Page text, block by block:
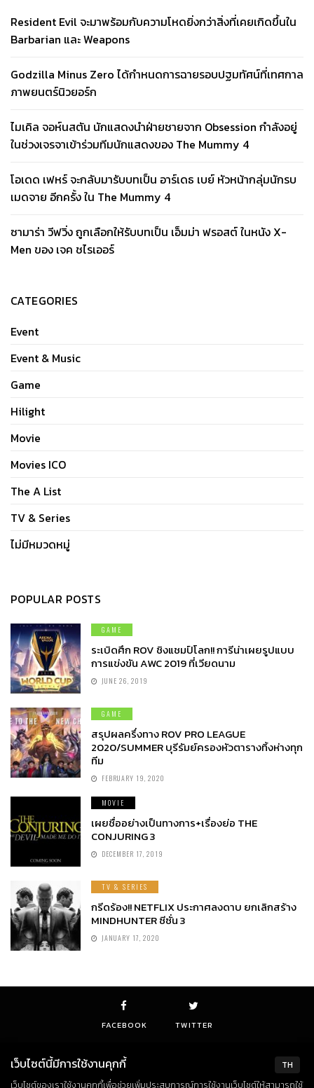
Resident Evil จะมาพร้อมกับความโหดยิ่งกว่าสิ่งที่เคยเกิดขึ้นใน
Barbarian และ Weapons
Godzilla Minus Zero ได้กำหนดการฉายรอบปฐมทัศน์ที่เทศกาล
ภาพยนตร์นิวยอร์ก
ไมเคิล จอห์นสตัน นักแสดงนำฝ่ายชายจาก Obsession กำลังอยู่
ในช่วงเจรจาเข้าร่วมทีมนักแสดงของ The Mummy 4
โอเดด เฟหร์ จะกลับมารับบทเป็น อาร์เดธ เบย์ หัวหน้ากลุ่มนักรบ
เมดจาย อีกครั้ง ใน The Mummy 4
ซามาร่า วีฟวิ่ง ถูกเลือกให้รับบทเป็น เอ็มม่า ฟรอสต์ ในหนัง X-
Men ของ เจค ชไรเออร์
CATEGORIES
Event
Event & Music
Game
Hilight
Movie
Movies ICO
The A List
TV & Series
ไม่มีหมวดหมู่
POPULAR POSTS
GAME
ระเบิดศึก ROV ชิงแชมป์โลก!! การีน่าเผยรูปแบบ
การแข่งขัน AWC 2019 ที่เวียดนาม
JUNE 26, 2019
GAME
สรุปผลครึ่งทาง ROV PRO LEAGUE
2020/SUMMER บุรีรัมย์ครองหัวตารางทิ้งห่างทุก
ทีม
FEBRUARY 19, 2020
MOVIE
เผยชื่ออย่างเป็นทางการ+เรื่องย่อ THE
CONJURING 3
DECEMBER 17, 2019
TV & SERIES
กรีดร้อง!! NETFLIX ประกาศลงดาบ ยกเลิกสร้าง
MINDHUNTER ซีซั่น 3
JANUARY 17, 2020
FACEBOOK TWITTER
TH
เว็บไซต์นี้มีการใช้งานคุกกี้
เว็บไซต์ของเราใช้งานคุกกี้เพื่อช่วยเพิ่มประสบการณ์การใช้งานเว็บไซต์ให้สามารถใช้